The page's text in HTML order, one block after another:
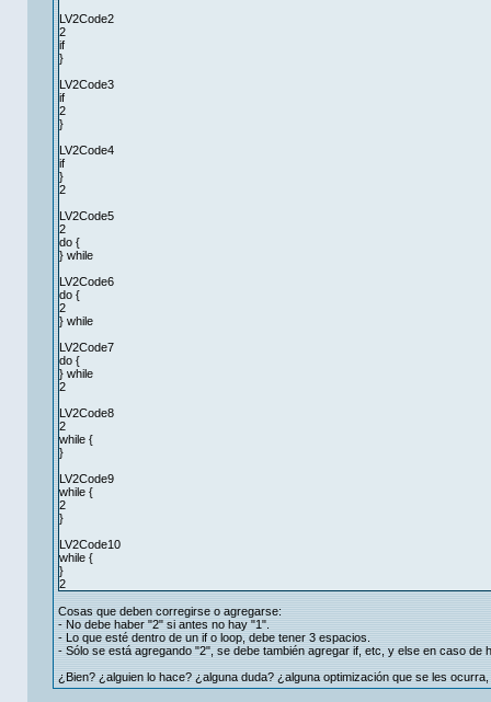
LV2Code2
2
if
}
LV2Code3
if
2
}
LV2Code4
if
}
2
LV2Code5
2
do {
} while
LV2Code6
do {
2
} while
LV2Code7
do {
} while
2
LV2Code8
2
while {
}
LV2Code9
while {
2
}
LV2Code10
while {
}
2
Cosas que deben corregirse o agregarse:
- No debe haber "2" si antes no hay "1".
- Lo que esté dentro de un if o loop, debe tener 3 espacios.
- Sólo se está agregando "2", se debe también agregar if, etc, y else en caso de
¿Bien? ¿alguien lo hace? ¿alguna duda? ¿alguna optimización que se les